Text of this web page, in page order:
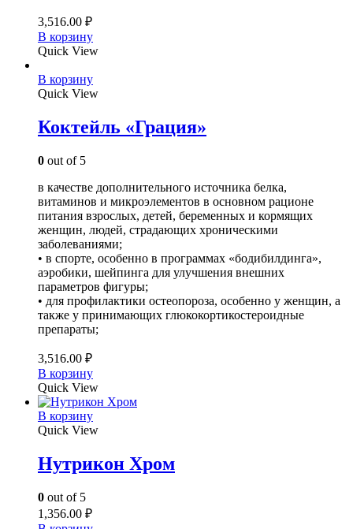
3,516.00 ₽
В корзину
Quick View
В корзину
Quick View
Коктейль «Грация»
0 out of 5
в качестве дополнительного источника белка,
витаминов и микроэлементов в основном рационе
питания взрослых, детей, беременных и кормящих
женщин, людей, страдающих хроническими
заболеваниями;
• в спорте, особенно в программах «бодибилдинга»,
аэробики, шейпинга для улучшения внешних
параметров фигуры;
• для профилактики остеопороза, особенно у женщин, а
также у принимающих глюкокортикостероидные
препараты;
3,516.00 ₽
В корзину
Quick View
В корзину
Quick View
Нутрикон Хром
0 out of 5
1,356.00 ₽